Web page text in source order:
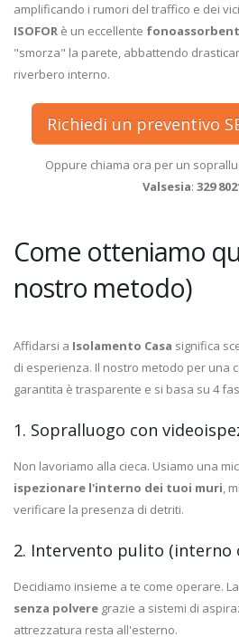
amplificando i rumori del traffico e dei
ISOFOR è un eccellente
"smorza" la parete, abbattendo
riverbero interno.
Richiedi un preventivo
Oppure chiama ora per un
Valsesia: 329
Come otteniamo
nostro metodo)
Affidarsi a Isolamento Casa significa
di esperienza. Il nostro metodo per una
garantita è trasparente e si basa su 4
1. Sopralluogo con
Non lavoriamo alla cieca. Usiamo una
ispezionare l'interno dei tuoi muri,
verificare la presenza di detriti.
2. Intervento pulito (interno
Decidiamo insieme a te come operare.
senza polvere grazie a sistemi di
attrezzatura resta all'esterno.